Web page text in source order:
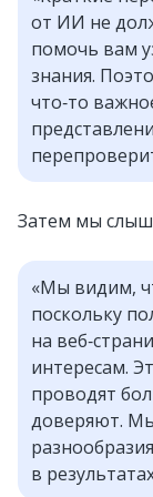
от ИИ не
помочь вам
знания.
что‑то
Затем мы
«Мы видим,
поскольку
на
интересам.
проводят
доверяют.
в